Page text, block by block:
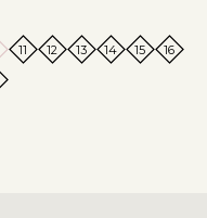
11 12 13 14 15
16